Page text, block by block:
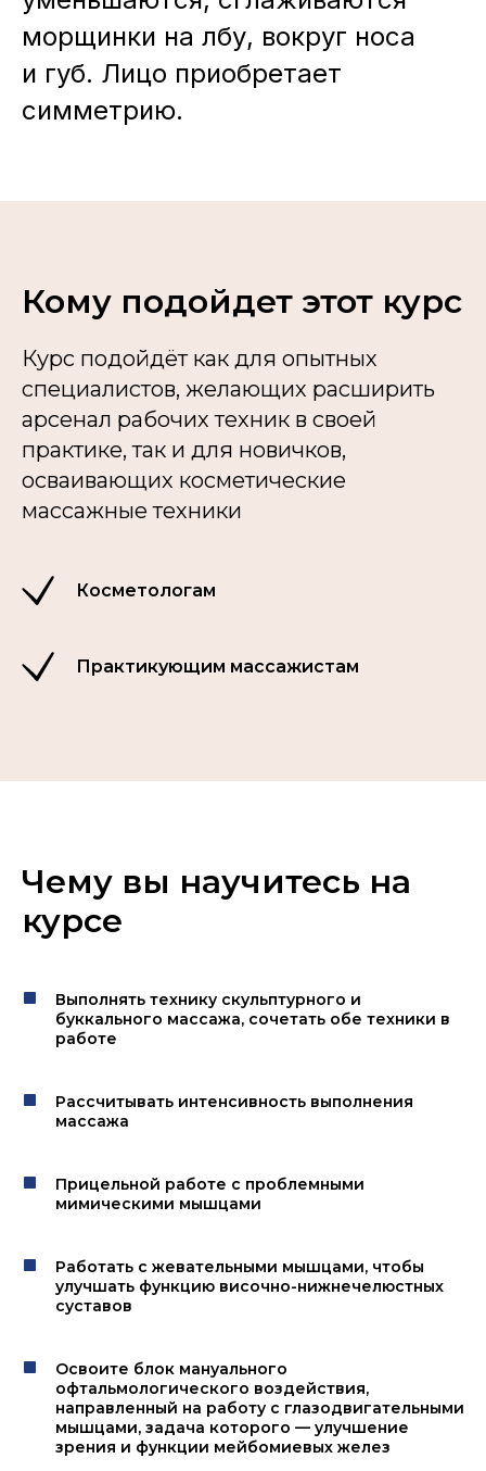
морщинки на лбу, вокруг носа
и губ. Лицо приобретает
симметрию.
Кому подойдет этот курс
Курс подойдёт как для опытных
специалистов, желающих расширить
арсенал рабочих техник в своей
практике, так и для новичков,
осваивающих косметические
массажные техники
Косметологам
Практикующим массажистам
Чему вы научитесь на
курсе
Выполнять технику скульптурного и
буккального массажа, сочетать обе техники в
работе
Рассчитывать интенсивность выполнения
массажа
Прицельной работе с проблемными
мимическими мышцами
Работать с жевательными мышцами, чтобы
улучшать функцию височно-нижнечелюстных
суставов
Освоите блок мануального
офтальмологического воздействия,
направленный на работу с глазодвигательными
мышцами, задача которого — улучшение
зрения и функции мейбомиевых желез